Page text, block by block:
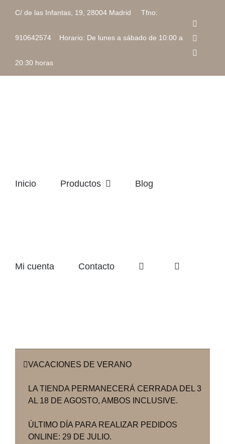
contenido
C/ de las Infantas, 19, 28004 Madrid Tfno:
910642574 Horario: De lunes a sábado de 10:00 a
20:30 horas
Inicio Productos Blog
Mi cuenta Contacto
VACACIONES DE VERANO
LA TIENDA PERMANECERÁ CERRADA DEL 3
AL 18 DE AGOSTO, AMBOS INCLUSIVE.
ÚLTIMO DÍA PARA REALIZAR PEDIDOS
ONLINE: 29 DE JULIO.